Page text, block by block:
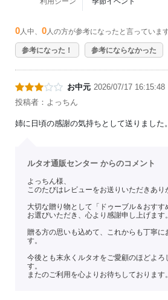
0 人中、 0 人の方が参考になったと言っています
参考になった！ 参考にならなかった
お中元 2026/07/17 16:15:48
投稿者：よっちん
姉に日頃の感謝の気持ちとして送りました。
ルタオ通販センター からのコメント
よっちん様、
このたびはレビューをお送りいただきあり
大切な贈り物として「ドゥーブル＆おすす
お選びいただき、心より感謝申し上げます。
贈る方の思いも込めて、これからも丁寧に
す。
今後とも末永くルタオをご愛顧のほどよろ
す。
またのご利用を心よりお待ちしております。